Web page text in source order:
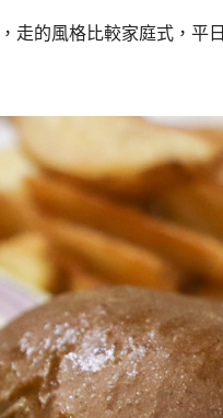
走的風格比較家庭式，平